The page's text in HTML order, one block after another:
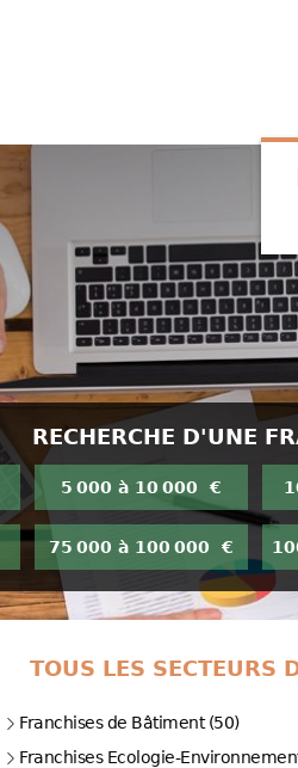
RECHERCHE D'UNE
5 000 à 10 000 €
75 000 à 100 000 €
TOUS LES SECTEURS
Franchises de Bâtiment (50)
Franchises Ecologie-